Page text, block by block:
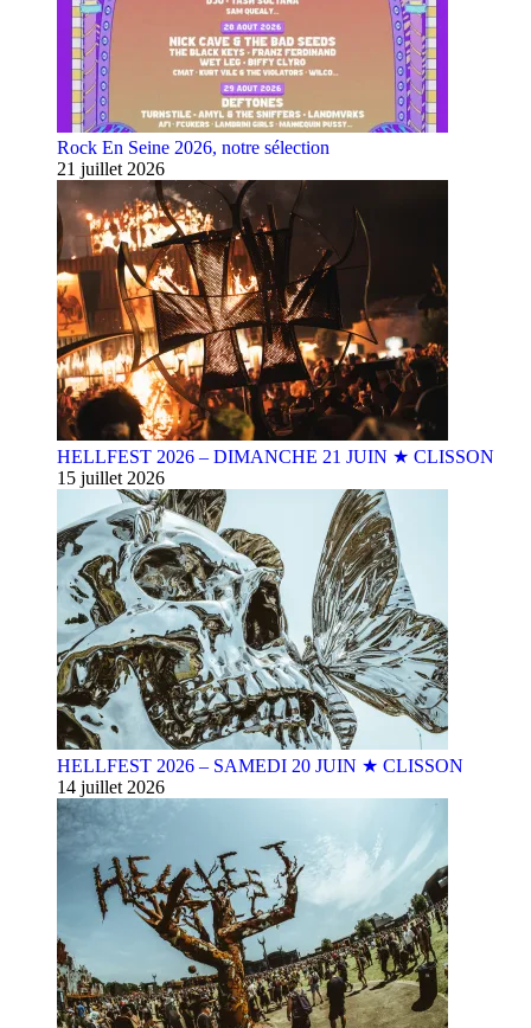
Rock En Seine 2026, notre sélection
21 juillet 2026
HELLFEST 2026 – DIMANCHE 21 JUIN ★ CLISSON
15 juillet 2026
HELLFEST 2026 – SAMEDI 20 JUIN ★ CLISSON
14 juillet 2026